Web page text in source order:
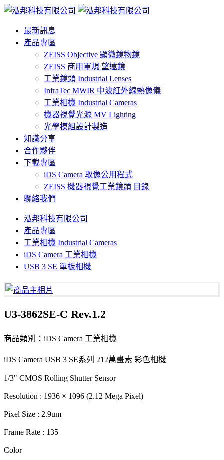
最新訊息
產品專區
ZEISS Objective 顯微鏡物鏡
ZEISS 商用軍規 望遠鏡
工業鏡頭 Industrial Lenses
InfraTec MWIR 中波紅外線熱像儀
工業相機 Industrial Cameras
機器視覺光源 MV Lighting
光學模組設計製造
知識分享
合作夥伴
下載專區
iDS Camera 取像公用程式
ZEISS 機器視覺工業鏡頭 目錄
聯絡我們
泓邦科技有限公司
產品專區
工業相機 Industrial Cameras
iDS Camera 工業相機
USB 3 SE 單板相機
U3-3862SE-C Rev.1.2
商品類別：iDS Camera 工業相機
iDS Camera USB 3 SE系列 212萬畫素 彩色相機
1/3" CMOS Rolling Shutter Sensor
Resolution : 1936 × 1096 (2.12 Mega Pixel)
Pixel Size : 2.9um
Frame Rate : 135
Color